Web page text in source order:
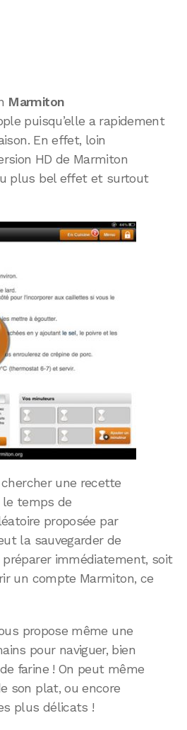
Marmiton
puisqu’elle a rapidement
En effet, loin
HD de Marmiton
plus bel effet et surtout
chercher une recette
temps de
proposée par
la sauvegarder de
immédiatement, soit
un compte Marmiton, ce
propose même une
pour naviguer, bien
farine ! On peut même
son plat, ou encore
plus délicats !